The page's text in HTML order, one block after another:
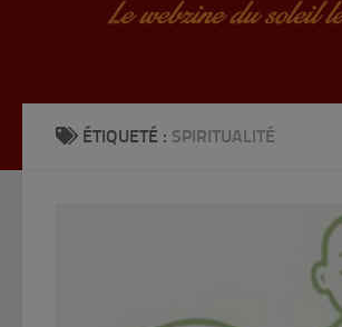
ÉTIQUETÉ : SPIRITUALITÉ